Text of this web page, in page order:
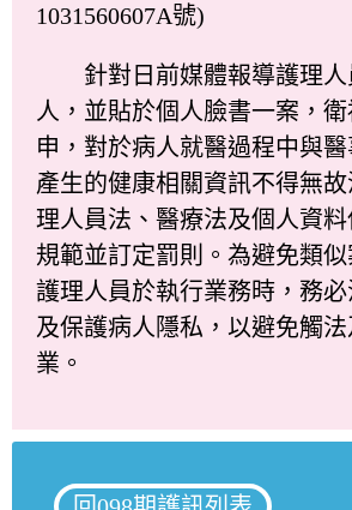
1031560607A號)
針對日前媒體報導護理人
人，並貼於個人臉書一案，
申，對於病人就醫過程中與
產生的健康相關資訊不得無
理人員法、醫療法及個人資
規範並訂定罰則。為避免類
護理人員於執行業務時，務
及保護病人隱私，以避免觸
業。